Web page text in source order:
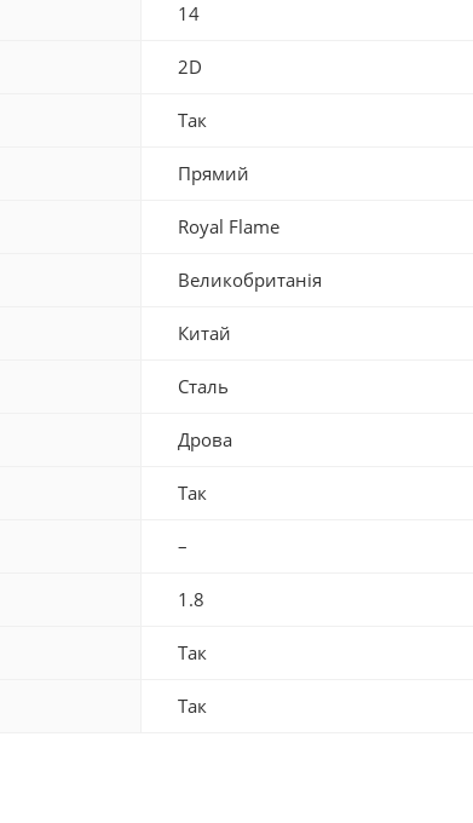
14
2D
Так
Прямий
Royal Flame
Великобританія
Китай
Сталь
Дрова
Так
–
1.8
Так
Так